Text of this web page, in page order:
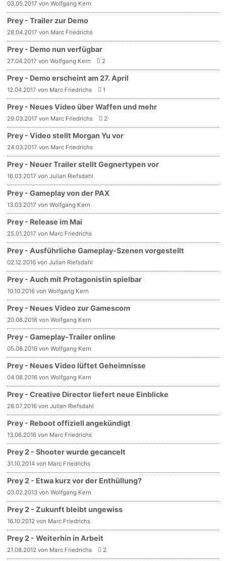
03.05.2017 von Wolfgang Kern
Prey - Trailer zur Demo
28.04.2017 von Marc Friedrichs
Prey - Demo nun verfügbar
27.04.2017 von Wolfgang Kern 2
Prey - Demo erscheint am 27. April
12.04.2017 von Marc Friedrichs 1
Prey - Neues Video über Waffen und mehr
29.03.2017 von Marc Friedrichs 2
Prey - Video stellt Morgan Yu vor
24.03.2017 von Marc Friedrichs
Prey - Neuer Trailer stellt Gegnertypen vor
16.03.2017 von Julian Riefsdahl
Prey - Gameplay von der PAX
13.03.2017 von Wolfgang Kern
Prey - Release im Mai
25.01.2017 von Marc Friedrichs
Prey - Ausführliche Gameplay-Szenen vorgestellt
02.12.2016 von Julian Riefsdahl
Prey - Auch mit Protagonistin spielbar
10.10.2016 von Wolfgang Kern
Prey - Neues Video zur Gamescom
20.08.2016 von Wolfgang Kern
Prey - Gameplay-Trailer online
05.08.2016 von Wolfgang Kern
Prey - Neues Video lüftet Geheimnisse
04.08.2016 von Wolfgang Kern
Prey - Creative Director liefert neue Einblicke
28.07.2016 von Julian Riefsdahl
Prey - Reboot offiziell angekündigt
13.06.2016 von Marc Friedrichs
Prey 2 - Shooter wurde gecancelt
31.10.2014 von Marc Friedrichs
Prey 2 - Etwa kurz vor der Enthüllung?
03.02.2013 von Wolfgang Kern
Prey 2 - Zukunft bleibt ungewiss
16.10.2012 von Marc Friedrichs
Prey 2 - Weiterhin in Arbeit
21.08.2012 von Marc Friedrichs 2